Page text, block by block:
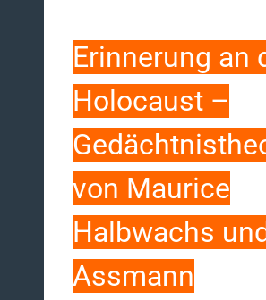
Erinnerung an
Holocaust –
von Maurice
Halbwachs
Assmann